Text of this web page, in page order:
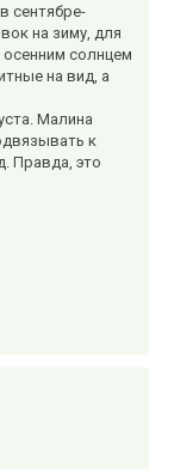
сентябре-
на зиму, для
осенним солнцем
на вид, а
Малина
к
Правда, это